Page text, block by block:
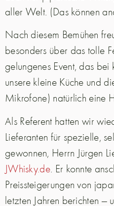
aller Welt. (Das können
Nach diesem Bemühen
besonders über das tolle
gelungenes Event, das
unsere kleine Küche und
Mikrofone) natürlich eine
Als Referent hatten wir
Lieferanten für spezielle,
gewonnen, Herrn Jürgen
JWhisky.de. Er konnte
Preissteigerungen von
letzten Jahren berichten —